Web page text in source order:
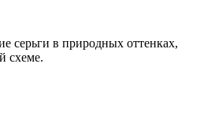
серьги в природных оттенках,
схеме.